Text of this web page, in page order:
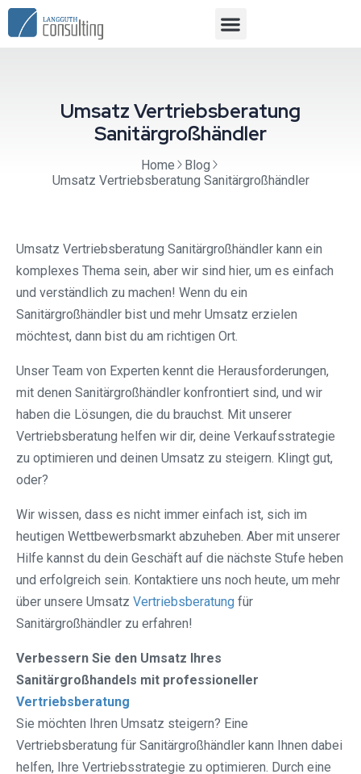
Umsatz Vertriebsberatung
Sanitärgroßhändler
Home
Blog
Umsatz Vertriebsberatung Sanitärgroßhändler
Umsatz Vertriebsberatung Sanitärgroßhändler kann ein
komplexes Thema sein, aber wir sind hier, um es einfach
und verständlich zu machen! Wenn du ein
Sanitärgroßhändler bist und mehr Umsatz erzielen
möchtest, dann bist du am richtigen Ort.
Unser Team von Experten kennt die Herausforderungen,
mit denen Sanitärgroßhändler konfrontiert sind, und wir
haben die Lösungen, die du brauchst. Mit unserer
Vertriebsberatung helfen wir dir, deine Verkaufsstrategie
zu optimieren und deinen Umsatz zu steigern. Klingt gut,
oder?
Wir wissen, dass es nicht immer einfach ist, sich im
heutigen Wettbewerbsmarkt abzuheben. Aber mit unserer
Hilfe kannst du dein Geschäft auf die nächste Stufe heben
und erfolgreich sein. Kontaktiere uns noch heute, um mehr
über unsere Umsatz Vertriebsberatung für
Sanitärgroßhändler zu erfahren!
Verbessern Sie den Umsatz Ihres
Sanitärgroßhandels mit professioneller
Vertriebsberatung
Sie möchten Ihren Umsatz steigern? Eine
Vertriebsberatung für Sanitärgroßhändler kann Ihnen dabei
helfen, Ihre Vertriebsstrategie zu optimieren. Durch eine